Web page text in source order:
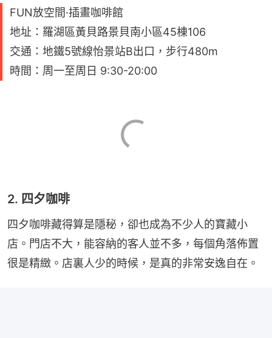
FUN放空間·插畫咖啡館
地址：羅湖區黃貝路景貝南小區45棟106
交通：地鐵5號線怡景站B出口，步行480m
時間：周一至周日 9:30-20:00
2. 四夕咖啡
四夕咖啡藏得算是隱秘，卻也成為不少人的寶藏小
店。門店不大，能容納的客人並不多，每個角落佈置
很是精緻。店裏人少的時候，是真的非常安逸自在。